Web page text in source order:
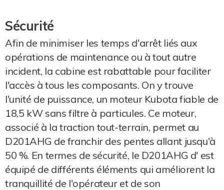
Sécurité
Afin de minimiser les temps d'arrêt liés aux
opérations de maintenance ou à tout autre
incident, la cabine est rabattable pour faciliter
l'accès à tous les composants. On y trouve
l'unité de puissance, un moteur Kubota fiable de
18,5 kW sans filtre à particules. Ce moteur,
associé à la traction tout-terrain, permet au
D201AHG de franchir des pentes allant jusqu'à
50 %. En termes de sécurité, le D201AHG d' est
équipé de différents éléments qui améliorent la
tranquillité de l'opérateur et de son